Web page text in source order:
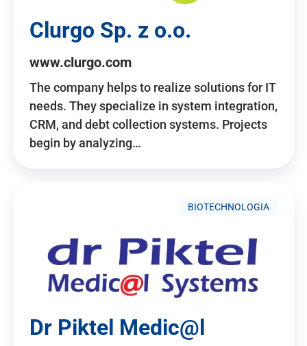
Clurgo Sp. z o.o.
www.clurgo.com
The company helps to realize solutions for IT
needs. They specialize in system integration,
CRM, and debt collection systems. Projects
begin by analyzing…
BIOTECHNOLOGIA
Dr Piktel Medic@l